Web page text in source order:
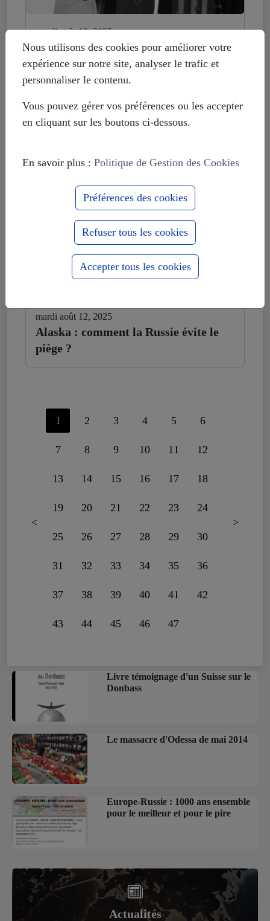
mardi août 12, 2025
Histoire déformée : les Européistes
veulent fonder leur unité sur la
russophobie
mardi août 12, 2025
Alaska : comment la Russie évite le
piège ?
<
1 2 3 4 5 6
7 8 9 10 11 12
13 14 15 16 17 18
19 20 21 22 23 24
25 26 27 28 29 30
31 32 33 34 35 36
37 38 39 40 41 42
43 44 45 46 47
>
Livre témoignage d'un Suisse sur le
Donbass
Le massacre d'Odessa de mai 2014
Europe-Russie : 1000 ans ensemble
pour le meilleur et pour le pire
Actualités
Nous utilisons des cookies pour améliorer votre
expérience sur notre site, analyser le trafic et
personnaliser le contenu.
Vous pouvez gérer vos préférences ou les accepter
en cliquant sur les boutons ci-dessous.
En savoir plus : Politique de Gestion des Cookies
Préférences des cookies
Refuser tous les cookies
Accepter tous les cookies